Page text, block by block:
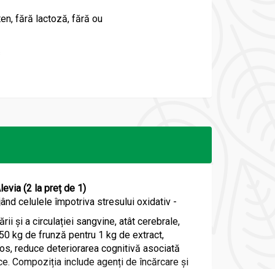
fără lactoză, fără ou
(2 la preț de 1)
celulele împotriva stresului oxidativ -
și a circulației sangvine, atât cerebrale,
kg de frunză pentru 1 kg de extract,
reduce deteriorarea cognitivă asociată
Compoziția include agenți de încărcare și